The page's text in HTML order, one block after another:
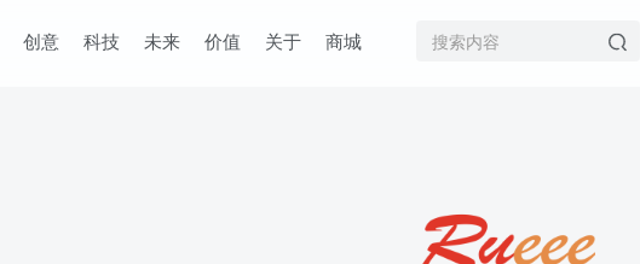
创意 科技 未来 价值 关于 商城